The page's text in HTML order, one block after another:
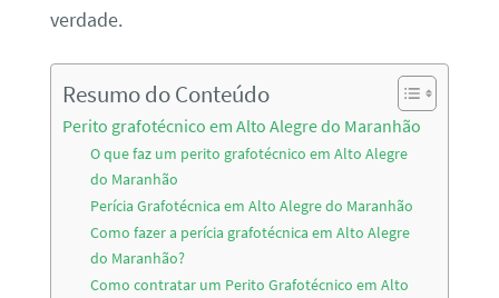
verdade.
Resumo do Conteúdo
Perito grafotécnico em Alto Alegre do Maranhão
O que faz um perito grafotécnico em Alto Alegre
do Maranhão
Perícia Grafotécnica em Alto Alegre do Maranhão
Como fazer a perícia grafotécnica em Alto Alegre
do Maranhão?
Como contratar um Perito Grafotécnico em Alto